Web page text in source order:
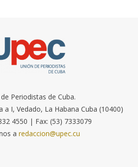
Periodistas de Cuba.
a I, Vedado, La Habana Cuba (10400)
4550 | Fax: (53) 7333079
a redaccion@upec.cu